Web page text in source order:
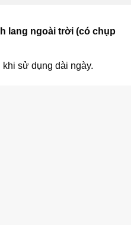
lang ngoài trời (có chụp
sử dụng dài ngày.